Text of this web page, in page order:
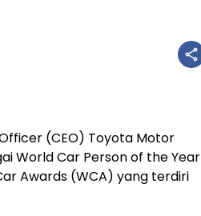
(CEO) Toyota Motor
World Car Person of the Year
Awards (WCA) yang terdiri